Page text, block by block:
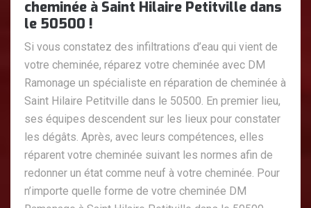
cheminée à Saint Hilaire Petitville dans
le 50500 !
Si vous constatez des infiltrations d’eau qui vient de
votre cheminée, réparez votre cheminée avec DM
Ramonage un spécialiste en réparation de cheminée à
Saint Hilaire Petitville dans le 50500. En premier lieu,
ses équipes descendent sur les lieux pour constater
les dégâts. Après, avec leurs compétences, elles
réparent votre cheminée suivant les normes afin de
redonner un état comme neuf à votre cheminée. Pour
n’importe quelle forme de votre cheminée DM